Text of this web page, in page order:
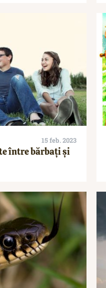
15 feb. 2023
între bărbați și